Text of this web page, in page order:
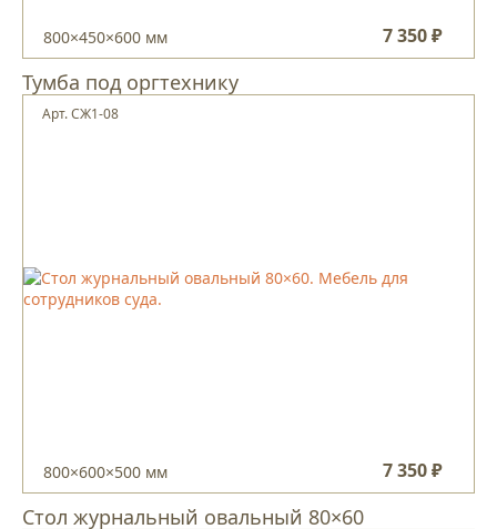
800×450×600 мм 7 350 ₽
Тумба под оргтехнику
800×600×500 мм 7 350 ₽
Арт. СЖ1-08
Стол журнальный овальный 80×60